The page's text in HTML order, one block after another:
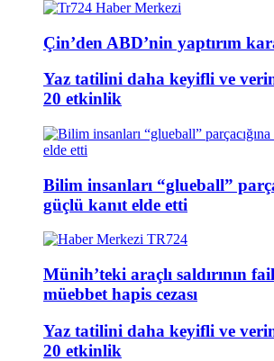
Çin’den ABD’nin yaptırım
Yaz tatilini daha keyifli ve
20 etkinlik
Bilim insanları “glueball”
güçlü kanıt elde etti
Münih’teki araçlı saldırının
müebbet hapis cezası
Yaz tatilini daha keyifli ve
20 etkinlik